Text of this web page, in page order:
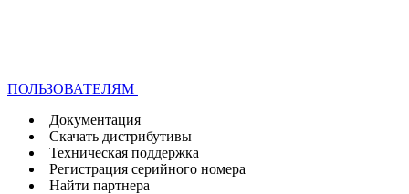
ПОЛЬЗОВАТЕЛЯМ
Документация
Скачать дистрибутивы
Техническая поддержка
Регистрация серийного номера
Найти партнера